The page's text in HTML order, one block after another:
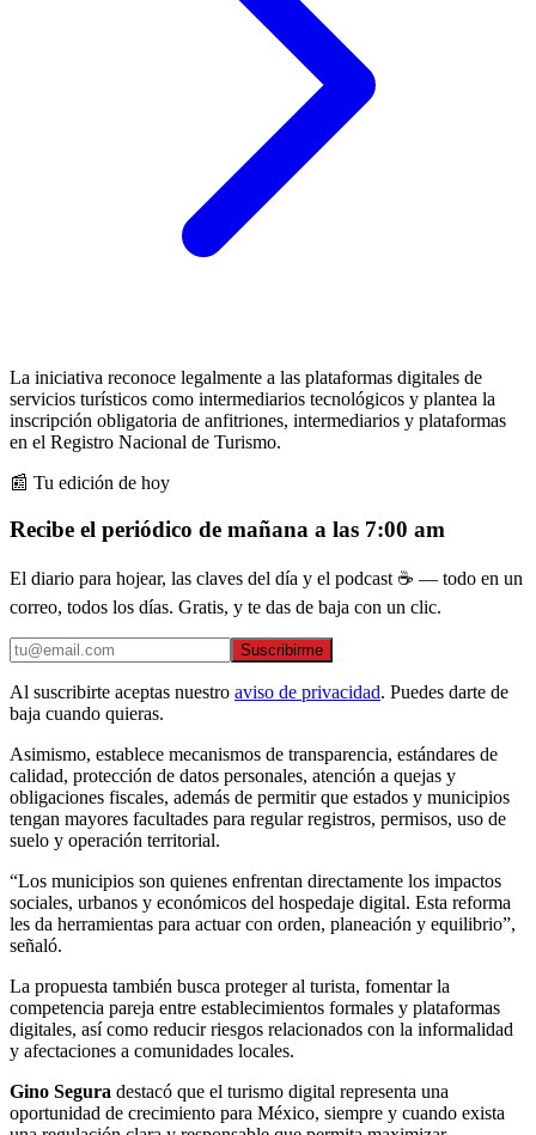
La iniciativa reconoce legalmente a las plataformas digitales de
servicios turísticos como intermediarios tecnológicos y plantea la
inscripción obligatoria de anfitriones, intermediarios y plataformas
en el Registro Nacional de Turismo.
📰 Tu edición de hoy
Recibe el periódico de mañana a las 7:00 am
El diario para hojear, las claves del día y el podcast ☕ — todo en un
correo, todos los días. Gratis, y te das de baja con un clic.
Suscribirme
Al suscribirte aceptas nuestro aviso de privacidad. Puedes darte de
baja cuando quieras.
Asimismo, establece mecanismos de transparencia, estándares de
calidad, protección de datos personales, atención a quejas y
obligaciones fiscales, además de permitir que estados y municipios
tengan mayores facultades para regular registros, permisos, uso de
suelo y operación territorial.
“Los municipios son quienes enfrentan directamente los impactos
sociales, urbanos y económicos del hospedaje digital. Esta reforma
les da herramientas para actuar con orden, planeación y equilibrio”,
señaló.
La propuesta también busca proteger al turista, fomentar la
competencia pareja entre establecimientos formales y plataformas
digitales, así como reducir riesgos relacionados con la informalidad
y afectaciones a comunidades locales.
Gino Segura destacó que el turismo digital representa una
oportunidad de crecimiento para México, siempre y cuando exista